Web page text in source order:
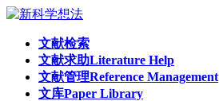
文献检索
文献求助Literature Help
文献管理Reference Management
文库Paper Library